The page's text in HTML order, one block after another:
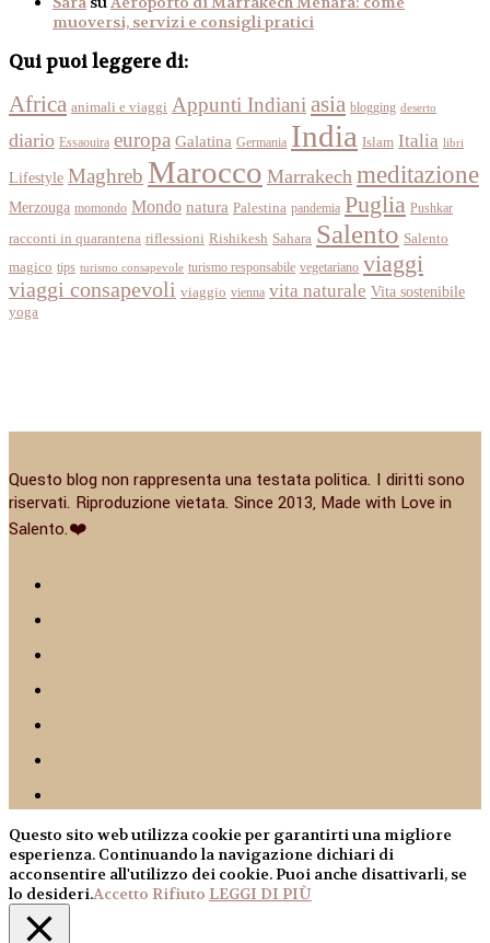
muoversi, servizi e consigli pratici
Qui puoi leggere di:
Africa animali e viaggi Appunti Indianiasia blogging deserto
diario Essaouira europa Galatina Germania India Islam Italia libri
Lifestyle Maghreb Marocco Marrakech meditazione
Merzouga momondo Mondo natura Palestina pandemia Puglia Pushkar
racconti in quarantena riflessioni Rishikesh Sahara Salento Salento
magico tips turismo consapevole turismo responsabile vegetariano viaggi
viaggi consapevoli viaggio vienna vita naturale Vita sostenibile
yoga
Questo blog non rappresenta una testata politica. I diritti sono
riservati. Riproduzione vietata. Since 2013, Made with Love in
Salento.❤️
Questo sito web utilizza cookie per garantirti una migliore
esperienza. Continuando la navigazione dichiari di
acconsentire all'utilizzo dei cookie. Puoi anche disattivarli, se
lo desideri.Accetto Rifiuto LEGGI DI PIÙ